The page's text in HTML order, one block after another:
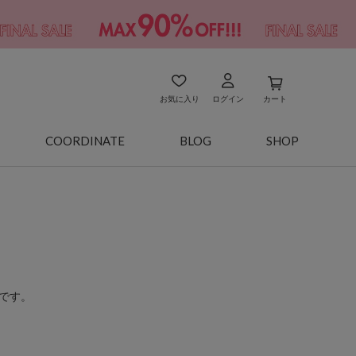
お気に入り ログイン カート
COORDINATE BLOG SHOP
す。